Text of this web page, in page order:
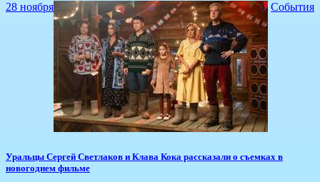
28 ноября События
​Уральцы Сергей Светлаков и Клава Кока рассказали о съемках в
новогоднем фильме